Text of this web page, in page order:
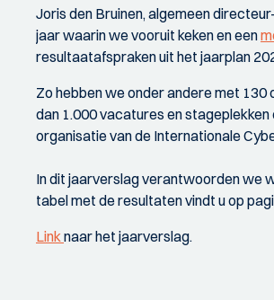
Joris den Bruinen, algemeen
jaar waarin we vooruit keken en een
resultaatafspraken uit het jaarplan
Zo hebben we onder andere met
dan 1.000 vacatures en
organisatie van de Internationale
In dit jaarverslag verantwoorden we
tabel met de resultaten vindt u op
Linknaar het jaarverslag.